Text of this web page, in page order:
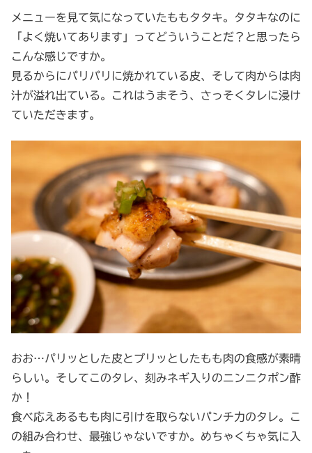
メニューを見て気になっていたももタタキ。タタキなのに
「よく焼いてあります」ってどういうことだ？と思ったら
こんな感じですか。
見るからにパリパリに焼かれている皮、そして肉からは肉
汁が溢れ出ている。これはうまそう、さっそくタレに浸け
ていただきます。
おお…パリッとした皮とプリッとしたもも肉の食感が素晴
らしい。そしてこのタレ、刻みネギ入りのニンニクポン酢
か！
食べ応えあるもも肉に引けを取らないパンチ力のタレ。こ
の組み合わせ、最強じゃないですか。めちゃくちゃ気に入